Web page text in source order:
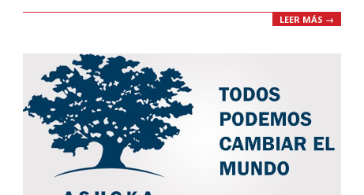
LEER MÁS →